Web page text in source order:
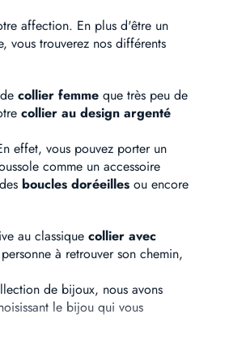
affection. En plus d'être un
vous trouverez nos différents
collier femme que très peu de
collier au design argenté
effet, vous pouvez porter un
comme un accessoire
boucles doréeilles ou encore
au classique collier avec
à retrouver son chemin,
de bijoux, nous avons
le bijou qui vous